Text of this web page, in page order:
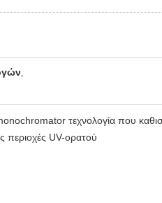
,
τεχνολογία που
περιοχές UV-ορατού